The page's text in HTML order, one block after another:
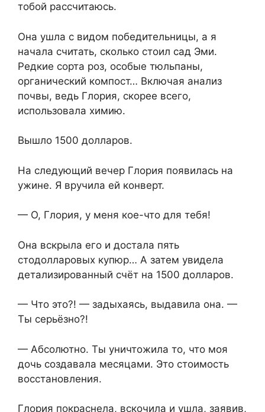
тобой рассчитаюсь.
Она ушла с видом победительницы, а я
начала считать, сколько стоил сад Эми.
Редкие сорта роз, особые тюльпаны,
органический компост… Включая анализ
почвы, ведь Глория, скорее всего,
использовала химию.
Вышло 1500 долларов.
На следующий вечер Глория появилась на
ужине. Я вручила ей конверт.
— О, Глория, у меня кое-что для тебя!
Она вскрыла его и достала пять
стодолларовых купюр… А затем увидела
детализированный счёт на 1500 долларов.
— Что это?! — задыхаясь, выдавила она. —
Ты серьёзно?!
— Абсолютно. Ты уничтожила то, что моя
дочь создавала месяцами. Это стоимость
восстановления.
Глория покраснела, вскочила и ушла, заявив,